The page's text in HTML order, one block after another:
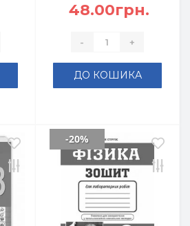
48.00грн.
- +
ДО КОШИКА
-20%